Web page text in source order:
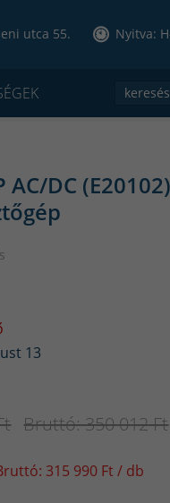
utca 55. Nyitva:
AC/DC
13
Bruttó: 350 012 Ft
315 990 Ft / db